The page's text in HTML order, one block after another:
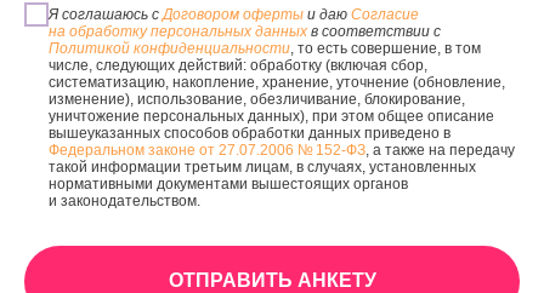
Я соглашаюсь с Договором оферты и даю Согласие
на обработку персональных данных в соответствии с
Политикой конфиденциальности , то есть совершение, в том
числе, следующих действий: обработку (включая сбор,
систематизацию, накопление, хранение, уточнение (обновление,
изменение), использование, обезличивание, блокирование,
уничтожение персональных данных), при этом общее описание
вышеуказанных способов обработки данных приведено в
Федеральном законе от 27.07.2006 № 152-ФЗ , а также на передачу
такой информации третьим лицам, в случаях, установленных
нормативными документами вышестоящих органов
и законодательством.
ОТПРАВИТЬ АНКЕТУ